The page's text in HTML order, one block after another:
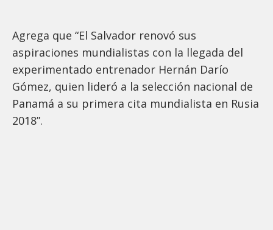
Agrega que “El Salvador renovó sus
aspiraciones mundialistas con la llegada del
experimentado entrenador Hernán Darío
Gómez, quien lideró a la selección nacional de
Panamá a su primera cita mundialista en Rusia
2018”.